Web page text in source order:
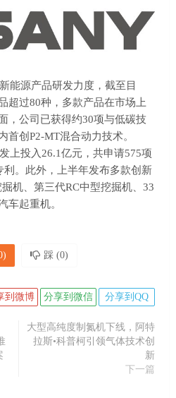
能源产品研发力度，截至目
超过80种，多款产品在市场上
，公司已获得约30项与低碳技
首创P2-MT混合动力技术。
上投入26.1亿元，共申请575项
。此外，上半年发布多款创新
机、第三代RC中型挖掘机、33
车起重机。
) 踩 (0)
分享到QQ
分享到微信
到微博
大型高纯度制氮机下线，阿特
拉斯•科普柯引领气体技术创
新
下一篇